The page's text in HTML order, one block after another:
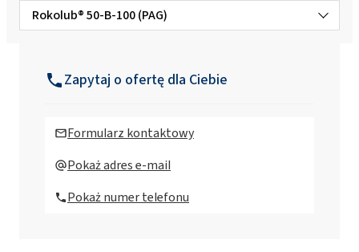
Rokolub® 50-B-100 (PAG)
Rokolub® 50-B-330 (PAG)
Zapytaj o ofertę dla Ciebie
Formularz kontaktowy
Pokaż adres e-mail
Pokaż numer telefonu